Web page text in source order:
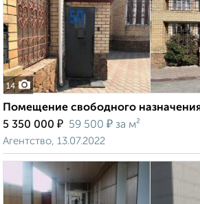
14
Помещение свободного
5 350 000 ₽ 59 500 ₽ за м²
Агентство, 13.07.2022